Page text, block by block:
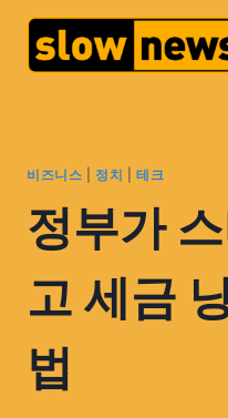
비즈니스 정치 |테크
정부가
고 세금
법